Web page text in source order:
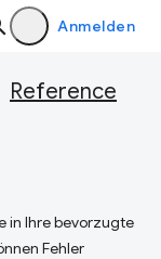
Anmelden
Reference
in Ihre bevorzugte
Fehler